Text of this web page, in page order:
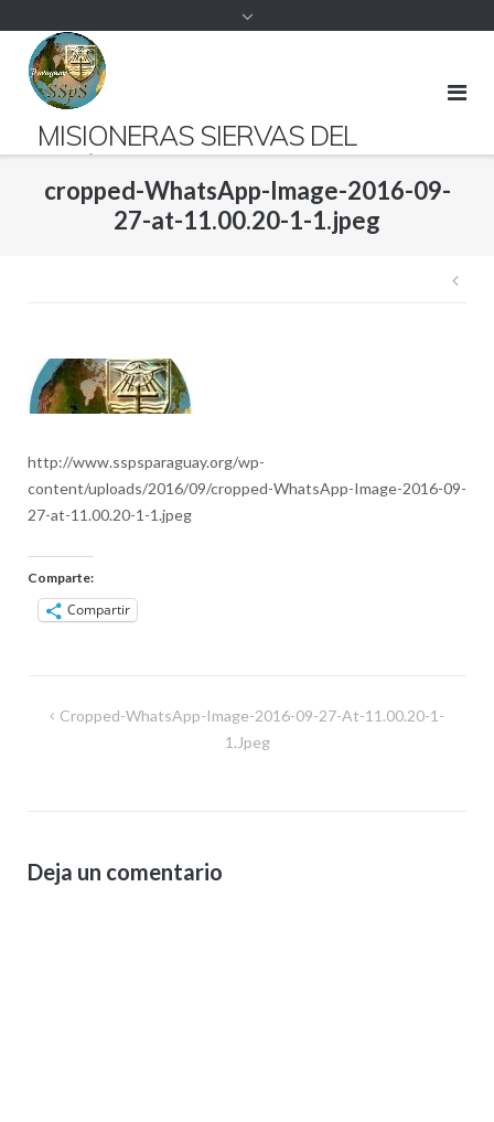
MISIONERAS SIERVAS DEL
Presentes desde 1952 en suelo guaraní.
cropped-WhatsApp-Image-2016-09-
27-at-11.00.20-1-1.jpeg
http://www.sspsparaguay.org/wp-
content/uploads/2016/09/cropped-WhatsApp-Image-2016-09-
27-at-11.00.20-1-1.jpeg
Comparte:
Compartir
Navegación
Cropped-WhatsApp-Image-2016-09-27-At-11.00.20-1-
1.jpeg
Deja un comentario